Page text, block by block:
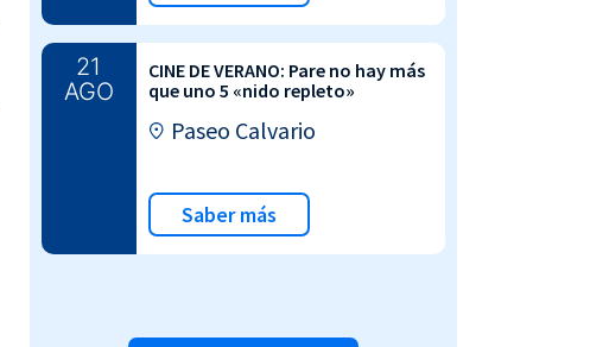
21
AGO
CINE DE VERANO: Pare no hay más
que uno 5 «nido repleto»
Paseo Calvario
Saber más